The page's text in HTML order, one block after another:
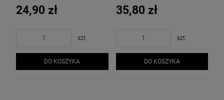
do łamliwych
24,90 zł
szt.
DO KOSZYKA
wzmacniająca słabe
paznokcie
35,80 zł
szt.
DO KOSZYKA